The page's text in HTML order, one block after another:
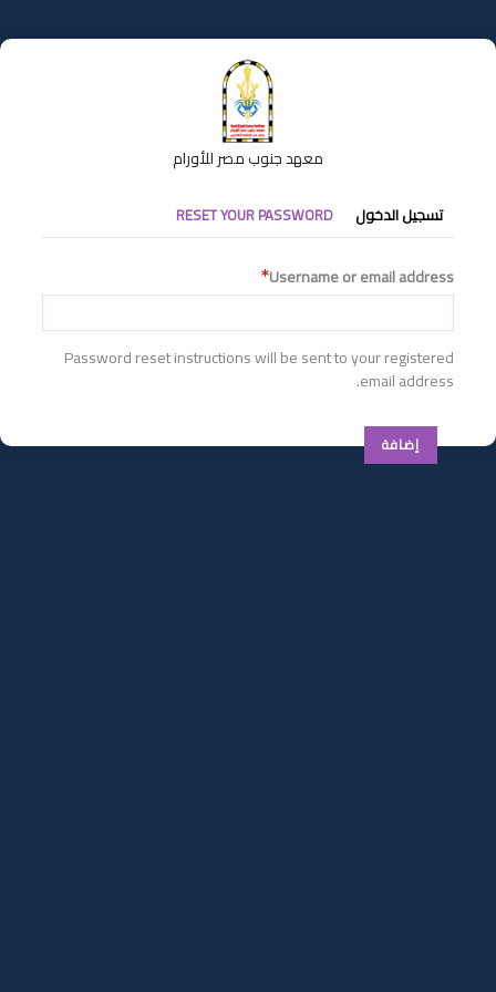
إلى
المحتوى
معهد جنوب مصر للأورام
التبويبات
الأساسية
تسجيل الدخول RESET YOUR PASSWORD
Username or email address
Password reset instructions will be sent to your registered
email address.